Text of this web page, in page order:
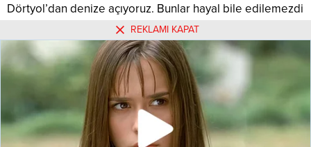
Dörtyol’dan denize açıyoruz. Bunlar hayal bile edilemezdi
ama biz bunları yaptık, yapıyoruz. AK Parti teşkilatları
olarak milletimize olan borcumuzu ancak ülkemize daha
çok hizmet ederek ödeyebiliriz.”
TOKİ İlk Evim Arsa
başvuruları yarın başlıyor
REKLAMI KAPAT